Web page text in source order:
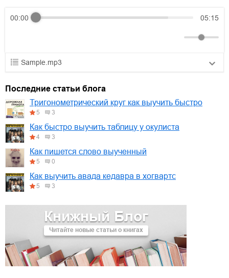
00:00 05:15
Sample.mp3
02.mp3
03.mp3
Книжный Блог
Читайте новые статьи о книгах
Последние статьи блога
Тригонометрический круг как выучить быстро
5 3
Как быстро выучить таблицу у окулиста
4 3
Как пишется слово выученный
5 0
Как выучить авада кедавра в хогвартс
5 3